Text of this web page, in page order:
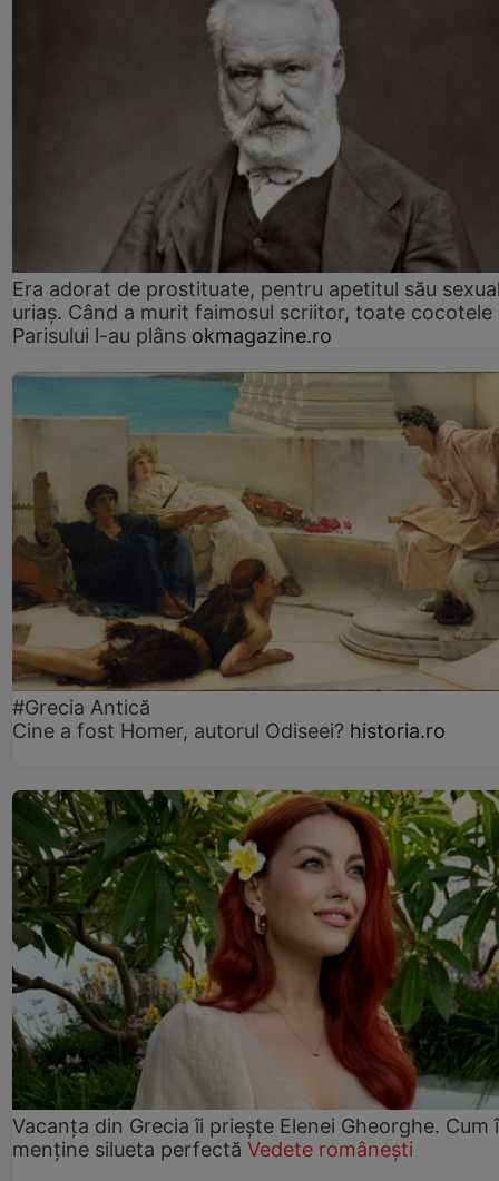
Era adorat de prostituate, pentru apetitul său
uriaș. Când a murit faimosul scriitor, toate cocotele
Parisului l-au plâns okmagazine.ro
#Grecia Antică
Cine a fost Homer, autorul Odiseei? historia.ro
Vacanța din Grecia îi priește Elenei Gheorghe. Cum
menține silueta perfectă Vedete românești